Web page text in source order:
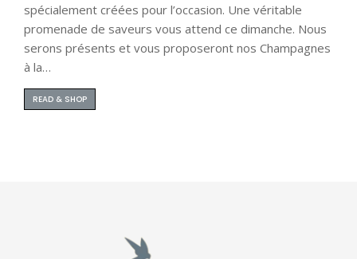
spécialement créées pour l’occasion. Une véritable
promenade de saveurs vous attend ce dimanche. Nous
serons présents et vous proposeront nos Champagnes
à la…
READ & SHOP